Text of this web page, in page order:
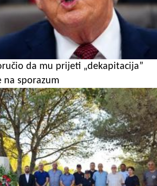
da mu prijeti „dekapitacija”
na sporazum